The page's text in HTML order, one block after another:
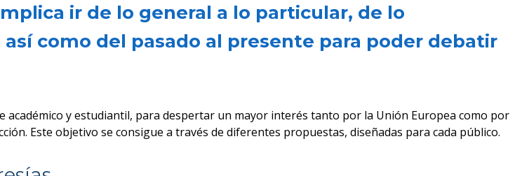
ir de lo general a lo particular, de lo
como del pasado al presente para poder debatir
y estudiantil, para despertar un mayor interés tanto por la Unión Europea como por
Este objetivo se consigue a través de diferentes propuestas, diseñadas para cada público.